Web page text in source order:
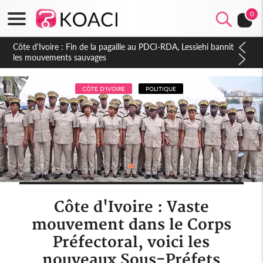
0
Côte d'Ivoire : Ouattara promet des sanctions contre les
déguerpissements illégaux
CÔTE D'IVOIRE POLITIQUE
Côte d'Ivoire : Vaste
mouvement dans le Corps
Préfectoral, voici les